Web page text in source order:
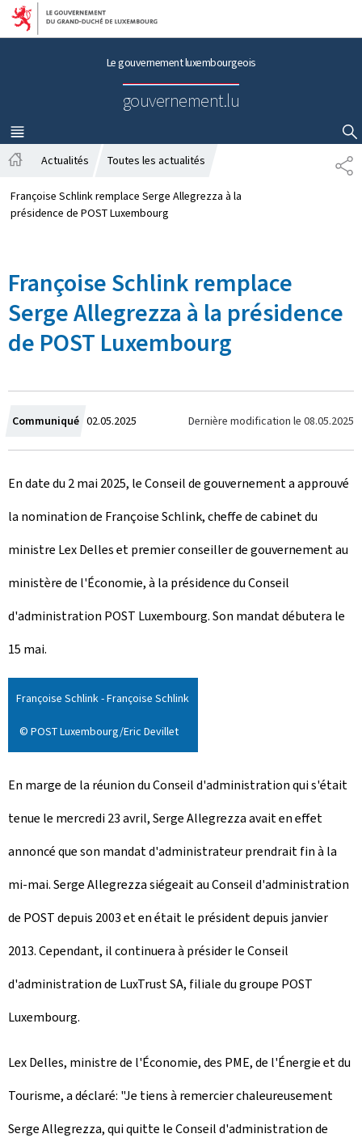
Aller au menu principal
Aller au contenu
Le gouvernement luxembourgeois
gouvernement.lu
MENU
PRINCIPAL
AFFICHER / MASQUER LA RECHERCHE
P
A
c
c
l
Actualités Toutes les actualités
Françoise Schlink remplace Serge Allegrezza à la
présidence de POST Luxembourg
Françoise Schlink remplace
Serge Allegrezza à la présidence
de POST Luxembourg
Communiqué C
r
é
e
l
e
02.05.2025 Dernière modification le 08.05.2025
En date du 2 mai 2025, le Conseil de gouvernement a approuvé
la nomination de Françoise Schlink, cheffe de cabinet du
ministre Lex Delles et premier conseiller de gouvernement au
ministère de l'Économie, à la présidence du Conseil
d'administration POST Luxembourg. Son mandat débutera le
15 mai.
Françoise Schlink - Françoise Schlink
© POST Luxembourg/Eric Devillet
En marge de la réunion du Conseil d'administration qui s'était
tenue le mercredi 23 avril, Serge Allegrezza avait en effet
annoncé que son mandat d'administrateur prendrait fin à la
mi-mai. Serge Allegrezza siégeait au Conseil d'administration
de POST depuis 2003 et en était le président depuis janvier
2013. Cependant, il continuera à présider le Conseil
d'administration de LuxTrust SA, filiale du groupe POST
Luxembourg.
Lex Delles, ministre de l'Économie, des PME, de l'Énergie et du
Tourisme, a déclaré: "Je tiens à remercier chaleureusement
Serge Allegrezza, qui quitte le Conseil d'administration de